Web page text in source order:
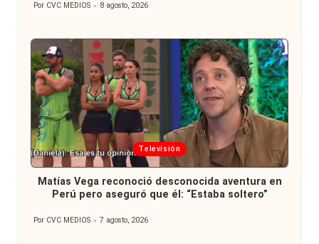
Publicado
Por CVC MEDIOS 8 agosto, 2026
Publicada
en
Televisión
Matías Vega reconoció desconocida aventura en
Perú pero aseguró que él: “Estaba soltero”
Publicado
Por CVC MEDIOS 7 agosto, 2026